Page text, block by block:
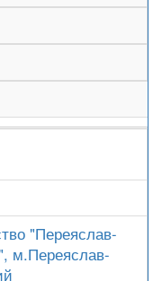
"Переяслав-
м.Переяслав-